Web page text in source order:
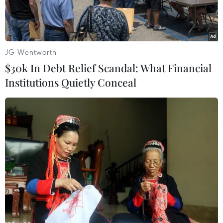
Đồng 100 nhân dân tệ của Trung Quốc. (Nguồn: AFP/TTXVN)
Không lâu sau Hội nghị Thường trực chính phủ,
Trung Quốc đã ban hành văn bản chuyên đề ổn
định đầu tư nước ngoài.
JG Wentworth
$30k In Debt Relief Scandal: What Financial
Institutions Quietly Conceal